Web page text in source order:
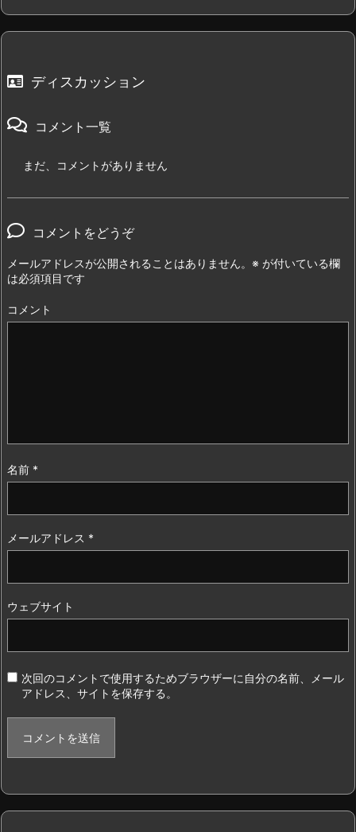
ディスカッション
コメント一覧
まだ、コメントがありません
コメントをどうぞ
メールアドレスが公開されることはありません。 ※ が付いている欄
は必須項目です
コメント
名前 *
メールアドレス *
ウェブサイト
次回のコメントで使用するためブラウザーに自分の名前、メール
アドレス、サイトを保存する。